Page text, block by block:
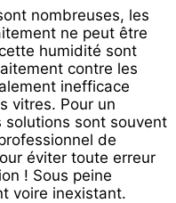
nombreuses, les
ne peut être
humidité sont
contre les
inefficace
vitres. Pour un
solutions sont souvent
de
éviter toute erreur
! Sous peine
voire inexistant.